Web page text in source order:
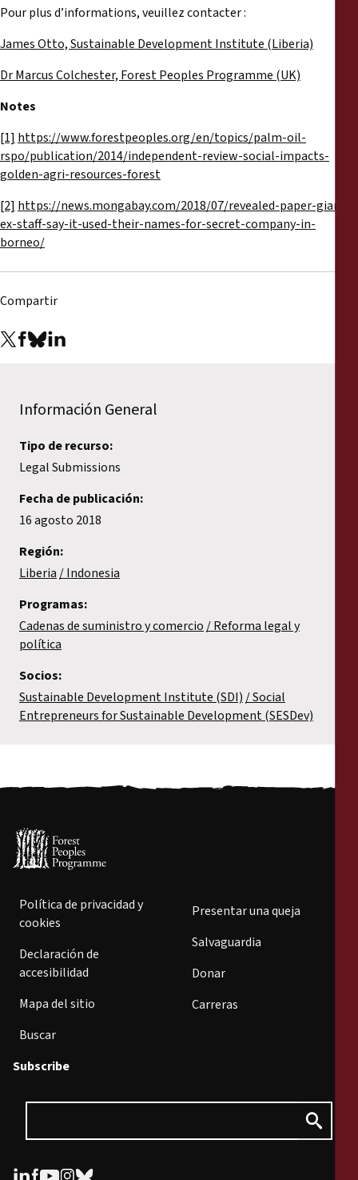
Pour plus d’informations, veuillez contacter :
James Otto, Sustainable Development Institute (Liberia)
Dr Marcus Colchester, Forest Peoples Programme (UK)
Notes
[1] https://www.forestpeoples.org/en/topics/palm-oil-
rspo/publication/2014/independent-review-social-impacts-
golden-agri-resources-forest
[2] https://news.mongabay.com/2018/07/revealed-paper-giants-
ex-staff-say-it-used-their-names-for-secret-company-in-
borneo/
Compartir
Información General
Tipo de recurso:
Legal Submissions
Fecha de publicación:
16 agosto 2018
Región:
Liberia
Indonesia
Programas:
Cadenas de suministro y comercio
Reforma legal y
política
Socios:
Sustainable Development Institute (SDI) Social
Entrepreneurs for Sustainable Development (SESDev)
Política de privacidad y
cookies
Declaración de
accesibilidad
Mapa del sitio
Buscar
Presentar una queja
Salvaguardia
Donar
Carreras
Subscribe